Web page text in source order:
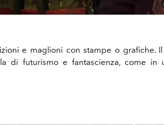
e maglioni con stampe o grafiche.
di futurismo e fantascienza, come in